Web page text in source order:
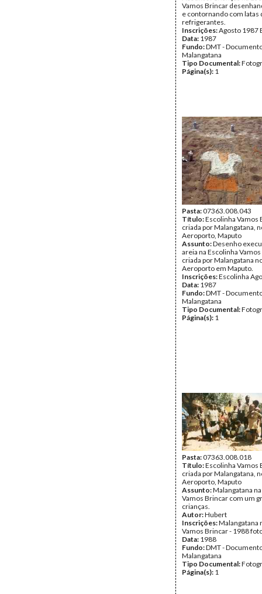
Vamos Brincar
e contornando com latas
refrigerantes.
Inscrições:Agosto 1987
Data: 1987
Fundo:DMT -
Malangatana
Tipo Documental:
Página(s): 1
Pasta:07363.008.043
Título:Escolinha Vamos
criada por Malangatana,
Aeroporto, Maputo
Assunto:Desenho
areia na Escolinha
criada por Malangatana
Aeroporto em Maputo.
Inscrições:Escolinha
Data: 1987
Fundo:DMT -
Malangatana
Tipo Documental:
Página(s): 1
Pasta:07363.008.018
Título:Escolinha Vamos
criada por Malangatana,
Aeroporto, Maputo
Assunto:Malangatana
Vamos Brincar com um
crianças.
Autor:Hubert
Inscrições:Malangatana
Vamos Brincar - 1988
Data: 1988
Fundo:DMT -
Malangatana
Tipo Documental:
Página(s): 1